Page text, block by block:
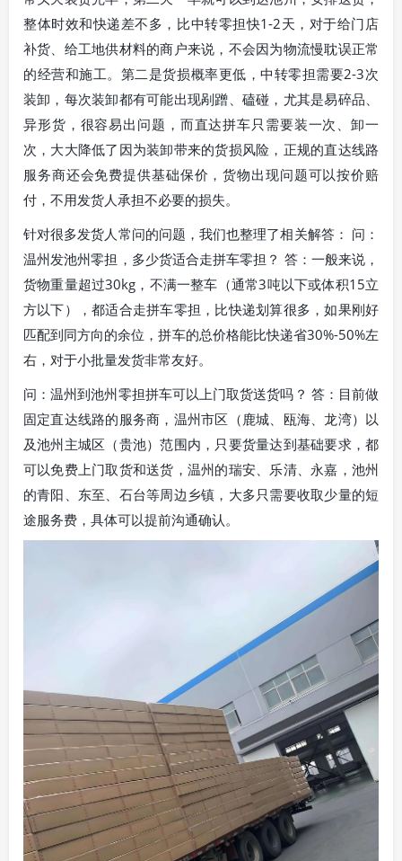
整体时效和快递差不多，比中转零担快1-2天，对于给门店
补货、给工地供材料的商户来说，不会因为物流慢耽误正常
的经营和施工。第二是货损概率更低，中转零担需要2-3次
装卸，每次装卸都有可能出现剐蹭、磕碰，尤其是易碎品、
异形货，很容易出问题，而直达拼车只需要装一次、卸一
次，大大降低了因为装卸带来的货损风险，正规的直达线路
服务商还会免费提供基础保价，货物出现问题可以按价赔
付，不用发货人承担不必要的损失。
针对很多发货人常问的问题，我们也整理了相关解答： 问：
温州发池州零担，多少货适合走拼车零担？ 答：一般来说，
货物重量超过30kg，不满一整车（通常3吨以下或体积15立
方以下），都适合走拼车零担，比快递划算很多，如果刚好
匹配到同方向的余位，拼车的总价格能比快递省30%-50%左
右，对于小批量发货非常友好。
问：温州到池州零担拼车可以上门取货送货吗？ 答：目前做
固定直达线路的服务商，温州市区（鹿城、瓯海、龙湾）以
及池州主城区（贵池）范围内，只要货量达到基础要求，都
可以免费上门取货和送货，温州的瑞安、乐清、永嘉，池州
的青阳、东至、石台等周边乡镇，大多只需要收取少量的短
途服务费，具体可以提前沟通确认。